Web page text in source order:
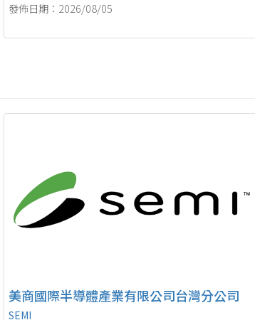
發佈日期：2026/08/05
美商國際半導體產業有限公司台灣分公司
SEMI